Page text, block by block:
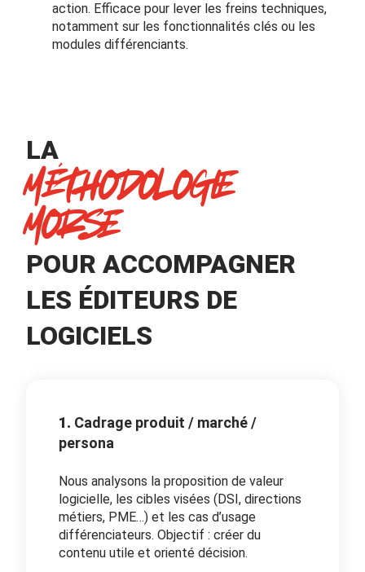
action. Efficace pour lever les freins techniques,
notamment sur les fonctionnalités clés ou les
modules différenciants.
LA
MÉTHODOLOGIE
MORSE
POUR ACCOMPAGNER
LES ÉDITEURS DE
LOGICIELS
1. Cadrage produit / marché /
persona
Nous analysons la proposition de valeur
logicielle, les cibles visées (DSI, directions
métiers, PME…) et les cas d’usage
différenciateurs. Objectif : créer du
contenu utile et orienté décision.